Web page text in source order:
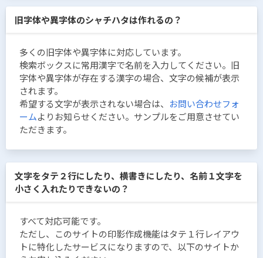
旧字体や異字体のシャチハタは作れるの？
多くの旧字体や異字体に対応しています。
検索ボックスに常用漢字で名前を入力してください。旧
字体や異字体が存在する漢字の場合、文字の候補が表示
されます。
希望する文字が表示されない場合は、 お問い合わせフォ
ームよりお知らせください。サンプルをご用意させてい
ただきます。
文字をタテ２行にしたり、横書きにしたり、名前１文字を
小さく入れたりできないの？
すべて対応可能です。
ただし、このサイトの印影作成機能はタテ１行レイアウ
トに特化したサービスになりますので、以下のサイトか